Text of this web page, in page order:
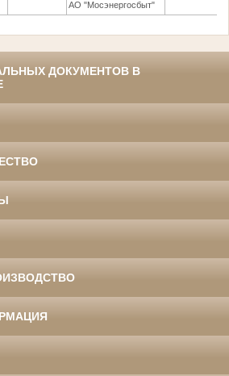
АО "Мосэнергосбыт"
ДОКУМЕНТОВ В